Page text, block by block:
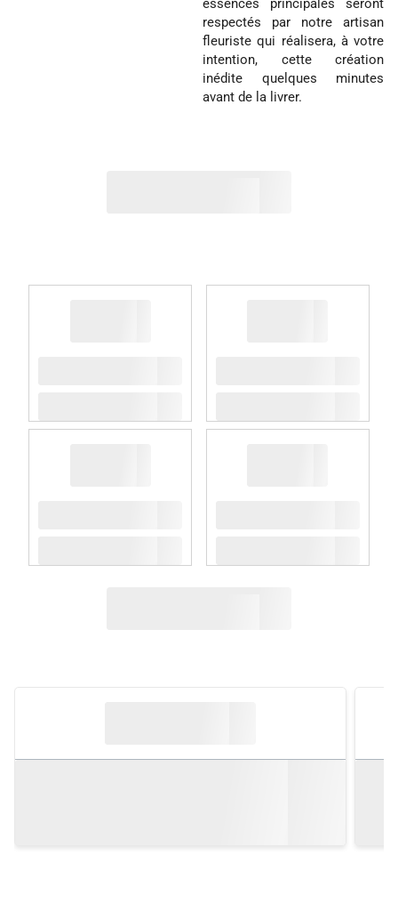
essences principales seront
respectés par notre artisan
fleuriste qui réalisera, à votre
intention, cette création
inédite quelques minutes
avant de la livrer.